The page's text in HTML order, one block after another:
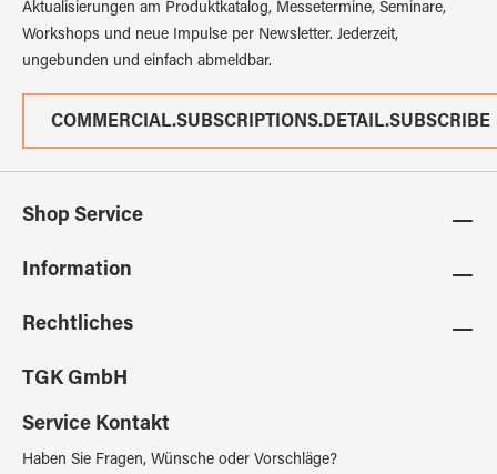
Aktualisierungen am Produktkatalog, Messetermine, Seminare,
Workshops und neue Impulse per Newsletter. Jederzeit,
ungebunden und einfach abmeldbar.
COMMERCIAL.SUBSCRIPTIONS.DETAIL.SUBSCRIBE
Shop Service
Information
Rechtliches
TGK GmbH
Service Kontakt
Haben Sie Fragen, Wünsche oder Vorschläge?